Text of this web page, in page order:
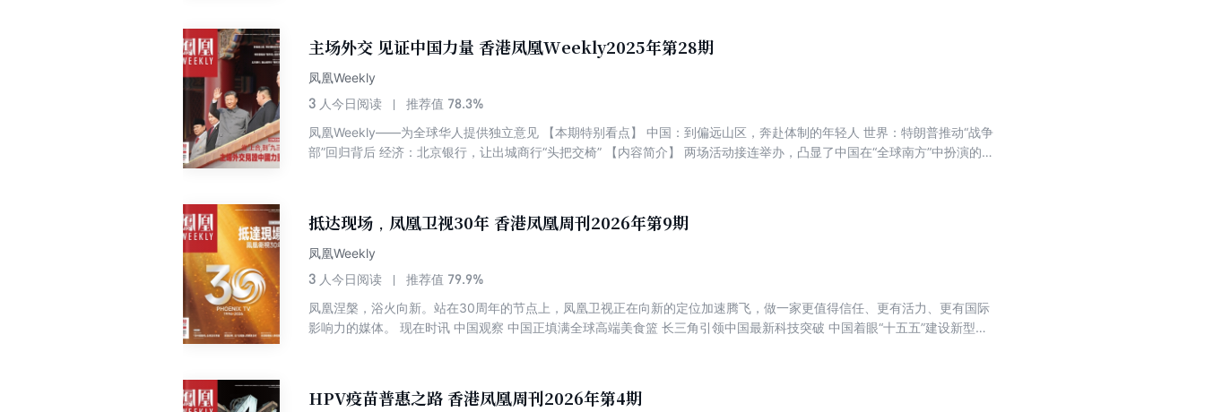
主场外交 见证中国力量 香港凤凰Weekly2025年第28期
凤凰Weekly
3 人今日阅读 推荐值 78.3%
凤凰Weekly——为全球华人提供独立意见 【本期特别看点】 中国：到偏远山区，奔赴体制的年轻人 世界：特朗普推动“战争
部”回归背后 经济：北京银行，让出城商行“头把交椅” 【内容简介】 两场活动接连举办，凸显了中国在“全球南方”中扮演的
抵达现场，凤凰卫视30年 香港凤凰周刊2026年第9期
凤凰Weekly
3 人今日阅读 推荐值 79.9%
凤凰涅槃，浴火向新。站在30周年的节点上，凤凰卫视正在向新的定位加速腾飞，做一家更值得信任、更有活力、更有国际
影响力的媒体。 现在时讯 中国观察 中国正填满全球高端美食篮 长三角引领中国最新科技突破 中国着眼“十五五”建设新型能
环境 2025年美国发电厂污染急剧上升 非洲展现电动交通工具潜力， 太阳能摩托车穿越6国 军情 欧洲防务创新不足威胁战略
HPV疫苗普惠之路 香港凤凰周刊2026年第4期